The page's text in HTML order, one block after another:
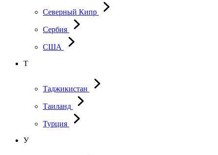
Северный Кипр
Сербия
США
Т
Таджикистан
Таиланд
Турция
У